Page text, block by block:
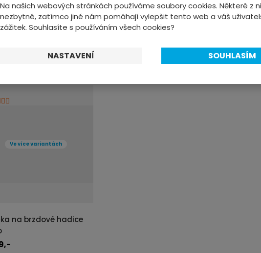
Na našich webových stránkách používáme soubory cookies. Některé z
nezbytné, zatímco jiné nám pomáhají vylepšit tento web a váš
zážitek. Souhlasíte s používáním všech cookies?
NASTAVENÍ SOUHLASÍM
Ve více variantách
na brzdové hadice